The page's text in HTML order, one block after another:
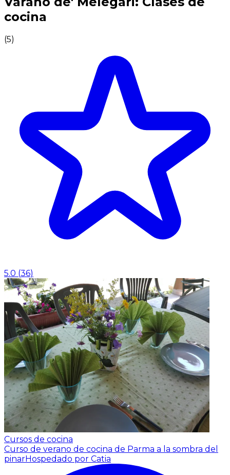
cocina
(5)
5.0 (36)
Cursos de cocina
Curso de verano de cocina de Parma a la sombra del
pinarHospedado por Catia